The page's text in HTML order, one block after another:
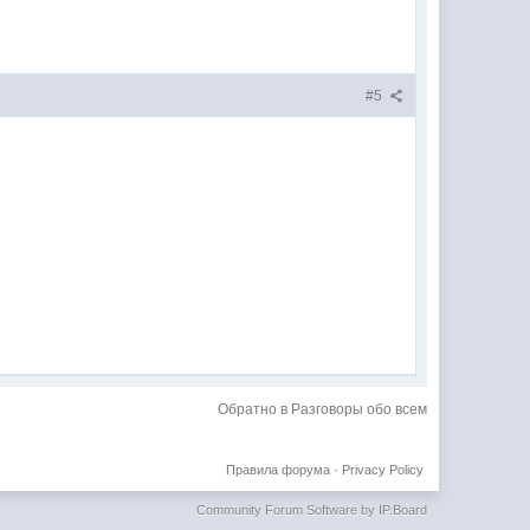
#5
Обратно в Разговоры обо всем
Privacy Policy
Правила форума·
Community Forum Software by IP.Board